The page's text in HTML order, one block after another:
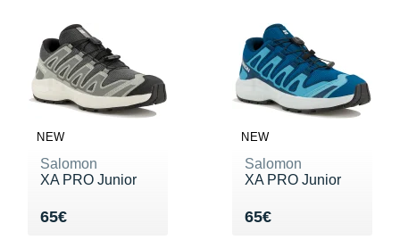
NEW
Salomon
XA PRO Junior
65€
Vendu 65€
NEW
Salomon
XA PRO Junior
65€
Vendu 65€